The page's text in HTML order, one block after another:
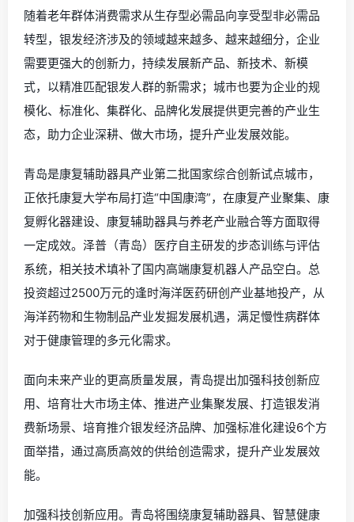
随着老年群体消费需求从生存型必需品向享受型非必需品
转型，银发经济涉及的领域越来越多、越来越细分，企业
需要更强大的创新力，持续发展新产品、新技术、新模
式，以精准匹配银发人群的新需求；城市也要为企业的规
模化、标准化、集群化、品牌化发展提供更完善的产业生
态，助力企业深耕、做大市场，提升产业发展效能。
青岛是康复辅助器具产业第二批国家综合创新试点城市，
正依托康复大学布局打造“中国康湾”，在康复产业聚集、康
复孵化器建设、康复辅助器具与养老产业融合等方面取得
一定成效。泽普（青岛）医疗自主研发的步态训练与评估
系统，相关技术填补了国内高端康复机器人产品空白。总
投资超过2500万元的逢时海洋医药研创产业基地投产，从
海洋药物和生物制品产业发掘发展机遇，满足慢性病群体
对于健康管理的多元化需求。
面向未来产业的更高质量发展，青岛提出加强科技创新应
用、培育壮大市场主体、推进产业集聚发展、打造银发消
费新场景、培育推介银发经济品牌、加强标准化建设6个方
面举措，通过高质高效的供给创造需求，提升产业发展效
能。
加强科技创新应用。青岛将围绕康复辅助器具、智慧健康